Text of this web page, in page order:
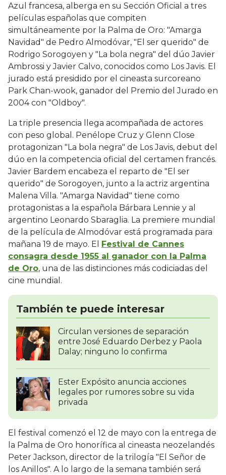
Azul francesa, alberga en su Sección Oficial a tres
películas españolas que compiten
simultáneamente por la Palma de Oro: "Amarga
Navidad" de Pedro Almodóvar, "El ser querido" de
Rodrigo Sorogoyen y "La bola negra" del dúo Javier
Ambrossi y Javier Calvo, conocidos como Los Javis. El
jurado está presidido por el cineasta surcoreano
Park Chan-wook, ganador del Premio del Jurado en
2004 con "Oldboy".
La triple presencia llega acompañada de actores
con peso global. Penélope Cruz y Glenn Close
protagonizan "La bola negra" de Los Javis, debut del
dúo en la competencia oficial del certamen francés.
Javier Bardem encabeza el reparto de "El ser
querido" de Sorogoyen, junto a la actriz argentina
Malena Villa. "Amarga Navidad" tiene como
protagonistas a la española Bárbara Lennie y al
argentino Leonardo Sbaraglia. La premiere mundial
de la película de Almodóvar está programada para
mañana 19 de mayo. El Festival de Cannes
consagra desde 1955 al ganador con la Palma
de Oro, una de las distinciones más codiciadas del
cine mundial.
También te puede interesar
Circulan versiones de separación
entre José Eduardo Derbez y Paola
Dalay; ninguno lo confirma
Ester Expósito anuncia acciones
legales por rumores sobre su vida
privada
El festival comenzó el 12 de mayo con la entrega de
la Palma de Oro honorífica al cineasta neozelandés
Peter Jackson, director de la trilogía "El Señor de
los Anillos". A lo largo de la semana también será